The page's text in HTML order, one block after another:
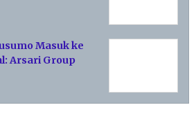
Masuk ke
Arsari Group